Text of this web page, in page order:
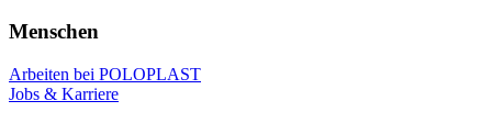
Menschen
Arbeiten bei POLOPLAST
Jobs & Karriere